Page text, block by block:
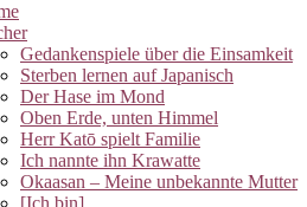
Gedankenspiele über die Einsamkeit
Sterben lernen auf Japanisch
Der Hase im Mond
Oben Erde, unten Himmel
Herr Katō spielt Familie
Ich nannte ihn Krawatte
Okaasan – Meine unbekannte Mutter
[Ich bin]